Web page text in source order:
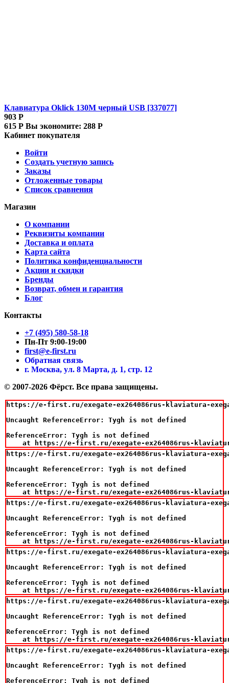
Клавиатура Oklick 130M черный USB [337077]
903 Р
615 Р Вы экономите: 288 Р
Кабинет покупателя
Войти
Создать учетную запись
Заказы
Отложенные товары
Список сравнения
Магазин
О компании
Реквизиты компании
Доставка и оплата
Карта сайта
Политика конфиденциальности
Акции и скидки
Бренды
Возврат, обмен и гарантия
Блог
Контакты
+7 (495) 580-58-18
Пн-Пт 9:00-19:00
first@e-first.ru
Обратная связь
г. Москва, ул. 8 Марта, д. 1, стр. 12
© 2007-2026 Фёрст. Все права защищены.
https://e-first.ru/exegate-ex264086rus-klaviatura-
Uncaught ReferenceError: Tygh is not defined
ReferenceError: Tygh is not defined
at https://e-first.ru/exegate-ex264086rus-
https://e-first.ru/exegate-ex264086rus-klaviatura-
Uncaught ReferenceError: Tygh is not defined
ReferenceError: Tygh is not defined
at https://e-first.ru/exegate-ex264086rus-
https://e-first.ru/exegate-ex264086rus-klaviatura-
Uncaught ReferenceError: Tygh is not defined
ReferenceError: Tygh is not defined
at https://e-first.ru/exegate-ex264086rus-
https://e-first.ru/exegate-ex264086rus-klaviatura-
Uncaught ReferenceError: Tygh is not defined
ReferenceError: Tygh is not defined
at https://e-first.ru/exegate-ex264086rus-
https://e-first.ru/exegate-ex264086rus-klaviatura-
Uncaught ReferenceError: Tygh is not defined
ReferenceError: Tygh is not defined
at https://e-first.ru/exegate-ex264086rus-
https://e-first.ru/exegate-ex264086rus-klaviatura-
Uncaught ReferenceError: Tygh is not defined
ReferenceError: Tygh is not defined